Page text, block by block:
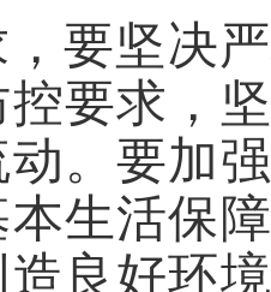
要坚决
要求，
。要加
生活保
良好环